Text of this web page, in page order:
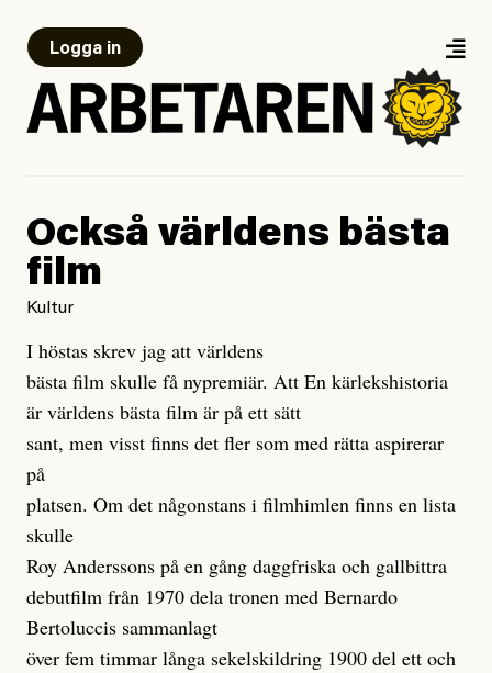
Logga in
Också världens bästa
film
Kultur
I höstas skrev jag att världens
bästa film skulle få nypremiär. Att En kärlekshistoria
är världens bästa film är på ett sätt
sant, men visst finns det fler som med rätta aspirerar
på
platsen. Om det någonstans i filmhimlen finns en lista
skulle
Roy Anderssons på en gång daggfriska och gallbittra
debutfilm från 1970 dela tronen med Bernardo
Bertoluccis sammanlagt
över fem timmar långa sekelskildring 1900 del ett och